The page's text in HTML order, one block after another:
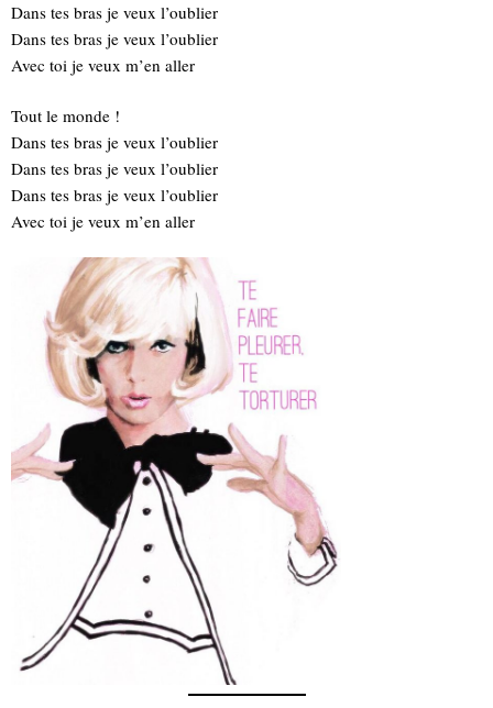
Dans tes bras je veux l’oublier
Dans tes bras je veux l’oublier
Avec toi je veux m’en aller
Tout le monde !
Dans tes bras je veux l’oublier
Dans tes bras je veux l’oublier
Dans tes bras je veux l’oublier
Avec toi je veux m’en aller